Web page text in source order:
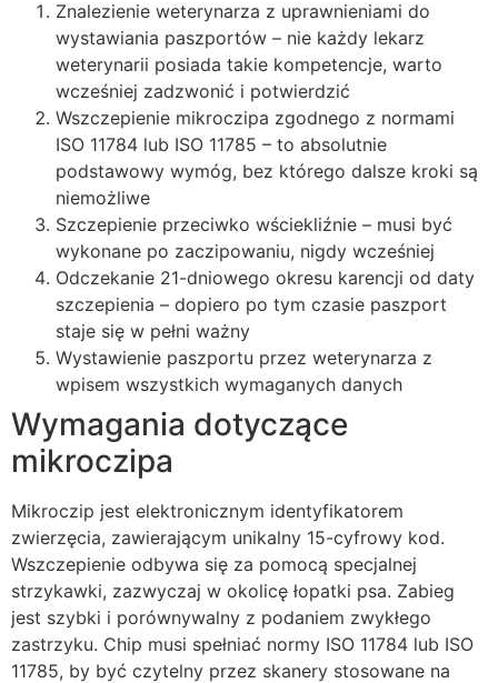
Znalezienie weterynarza z uprawnieniami do
wystawiania paszportów – nie każdy lekarz
weterynarii posiada takie kompetencje, warto
wcześniej zadzwonić i potwierdzić
Wszczepienie mikroczipa zgodnego z normami
ISO 11784 lub ISO 11785 – to absolutnie
podstawowy wymóg, bez którego dalsze kroki są
niemożliwe
Szczepienie przeciwko wściekliźnie – musi być
wykonane po zaczipowaniu, nigdy wcześniej
Odczekanie 21-dniowego okresu karencji od daty
szczepienia – dopiero po tym czasie paszport
staje się w pełni ważny
Wystawienie paszportu przez weterynarza z
wpisem wszystkich wymaganych danych
Wymagania dotyczące
mikroczipa
Mikroczip jest elektronicznym identyfikatorem
zwierzęcia, zawierającym unikalny 15-cyfrowy kod.
Wszczepienie odbywa się za pomocą specjalnej
strzykawki, zazwyczaj w okolicę łopatki psa. Zabieg
jest szybki i porównywalny z podaniem zwykłego
zastrzyku. Chip musi spełniać normy ISO 11784 lub ISO
11785, by być czytelny przez skanery stosowane na